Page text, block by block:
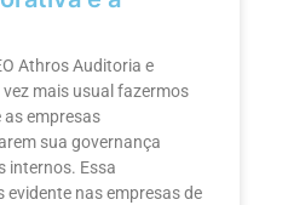
Athros Auditoria e
mais usual fazermos
as empresas
sua governança
internos. Essa
evidente nas empresas de